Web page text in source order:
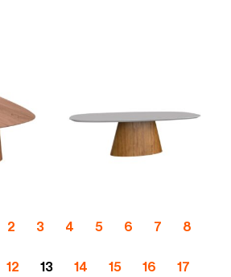
2 3 4 5 6 7 8
12 13 14 15 16 17